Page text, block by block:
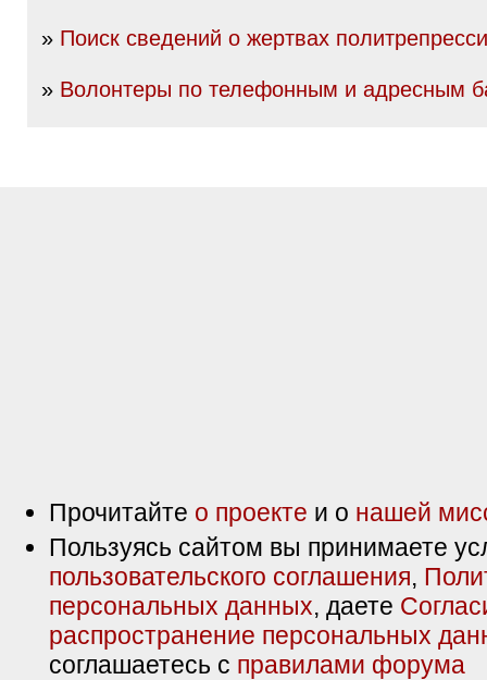
» Поиск сведений о жертвах
» Волонтеры по телефонным и адресным
Прочитайте о проекте и о нашей
Пользуясь сайтом вы принимаете
пользовательского соглашения,
персональных данных, даете
распространение персональных
соглашаетесь с правилами форума